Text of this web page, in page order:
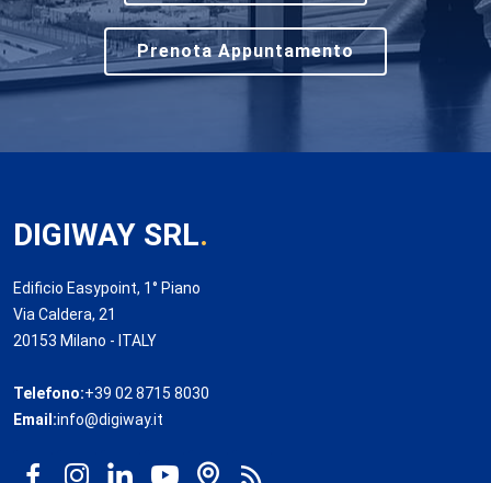
Prenota Appuntamento
DIGIWAY SRL.
Edificio Easypoint, 1° Piano
Via Caldera, 21
20153 Milano - ITALY
Telefono:+39 02 8715 8030
Email:info@digiway.it